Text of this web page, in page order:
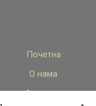
Почетна
О нама
Актуелно